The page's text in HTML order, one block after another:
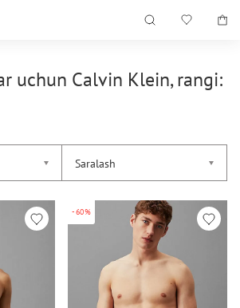
uchun Calvin Klein, rangi:
Saralash
-60%